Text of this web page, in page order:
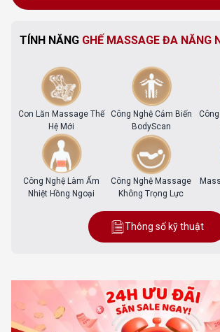
TÍNH NĂNG GHẾ MASSAGE ĐA NĂNG
Con Lăn Massage Thế
Hệ Mới
Công Nghệ Cảm Biến
BodyScan
Công Nghệ Làm Ấm
Nhiệt Hồng Ngoại
Công Nghệ Massage
Không Trọng Lực
Thông số kỹ thuật